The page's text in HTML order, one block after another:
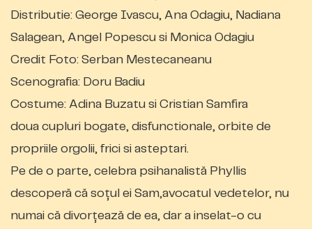
Distributie: George Ivascu, Ana Odagiu, Nadiana
Salagean, Angel Popescu si Monica Odagiu
Credit Foto: Serban Mestecaneanu
Scenografia: Doru Badiu
Costume: Adina Buzatu si Cristian Samfira
doua cupluri bogate, disfunctionale, orbite de
propriile orgolii, frici si asteptari.
Pe de o parte, celebra psihanalistă Phyllis
descoperă că soțul ei Sam,avocatul vedetelor, nu
numai că divorțează de ea, dar a inselat-o cu